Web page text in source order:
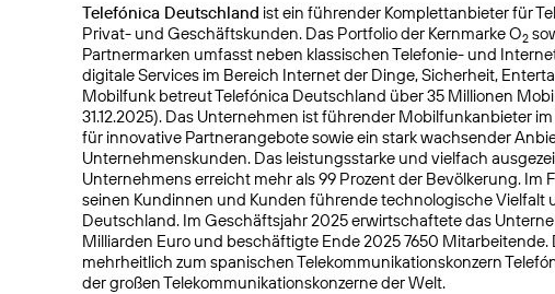
Telefónica Deutschland ist ein führender Komplettanbieter für
Privat- und Geschäftskunden. Das Portfolio der Kernmarke O2
Partnermarken umfasst neben klassischen Telefonie- und
digitale Services im Bereich Internet der Dinge, Sicherheit,
Mobilfunk betreut Telefónica Deutschland über 35 Millionen
31.12.2025). Das Unternehmen ist führender Mobilfunkanbieter
für innovative Partnerangebote sowie ein stark wachsender
Unternehmenskunden. Das leistungsstarke und vielfach
Unternehmens erreicht mehr als 99 Prozent der Bevölkerung. Im
seinen Kundinnen und Kunden führende technologische Vielfalt
Deutschland. Im Geschäftsjahr 2025 erwirtschaftete das
Milliarden Euro und beschäftigte Ende 2025 7650
mehrheitlich zum spanischen Telekommunikationskonzern
der großen Telekommunikationskonzerne der Welt.